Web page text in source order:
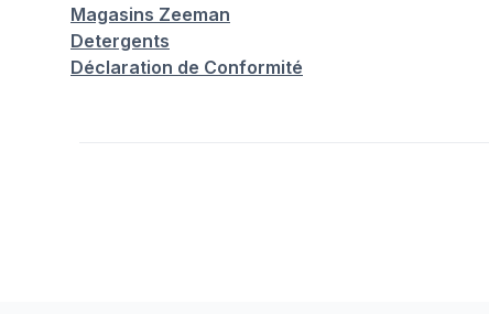
Magasins Zeeman
Detergents
Déclaration de Conformité